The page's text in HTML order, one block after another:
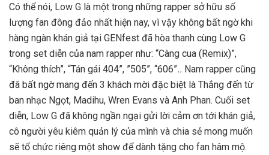
Có thể nói, Low G là một trong những rapper sở hữu số
lượng fan đông đảo nhất hiện nay, vì vậy không bất ngờ khi
hàng ngàn khán giả tại GENfest đã hòa thanh cùng Low G
trong set diễn của nam rapper như: “Càng cua (Remix)”,
“Không thích”, “Tán gái 404”, ”505”, “606”.. Nam rapper cũng
đã bất ngờ mang đến 3 khách mời đặc biệt là Thắng đến từ
ban nhạc Ngọt, Madihu, Wren Evans và Anh Phan. Cuối set
diễn, Low G đã không ngần ngại gửi lời cảm ơn tới khán giả,
cô người yêu kiêm quản lý của mình và chia sẻ mong muốn
sẽ tổ chức riêng một show để dành tặng cho fan hâm mộ.